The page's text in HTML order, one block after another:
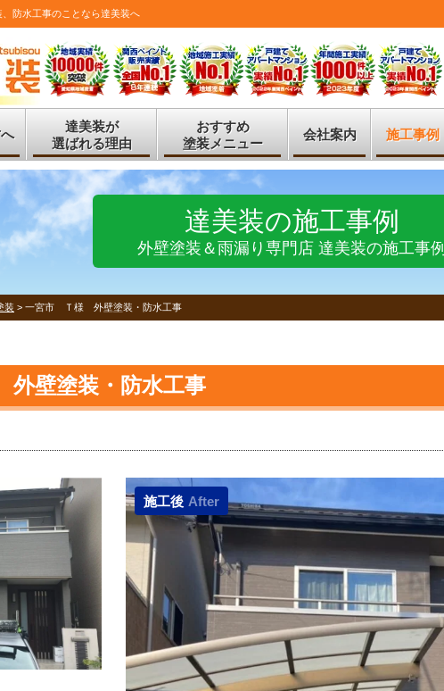
防水工事のことなら達美装へ
達美装が
選ばれる理由
おすすめ
塗装メニュー
会社案内 施工事例
達美装の施工事例
外壁塗装＆雨漏り専門店 達美装の施工事例
装 > 一宮市 Ｔ様 外壁塗装・防水工事
壁塗装・防水工事
施工後 After